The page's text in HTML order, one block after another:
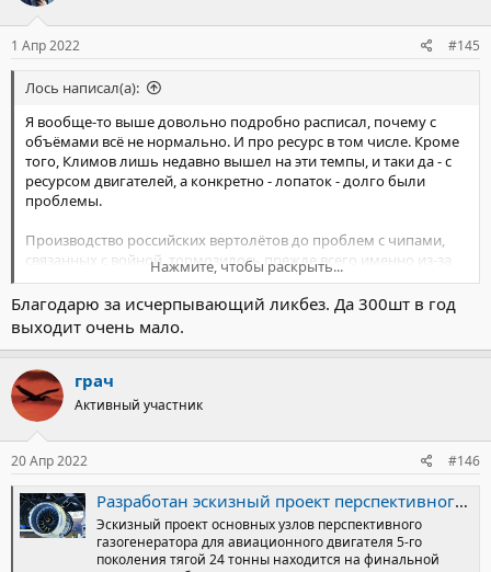
1 Апр 2022 #145
Лось написал(а):
Я вообще-то выше довольно подробно расписал, почему с
объёмами всё не нормально. И про ресурс в том числе. Кроме
того, Климов лишь недавно вышел на эти темпы, и таки да - с
ресурсом двигателей, а конкретно - лопаток - долго были
проблемы.
Производство российских вертолётов до проблем с чипами,
связанных с войной, тормозилось прежде всего именно из-за
нехватки двигателей. Насколько скажутся новые санкции - не
знаю, я без понятия, какие чипы и кристаллы там применяются.
Нажмите, чтобы раскрыть...
Благодарю за исчерпывающий ликбез. Да 300шт в год
выходит очень мало.
грач
Активный участник
20 Апр 2022 #146
Разработан эскизный проект перспективного газотурбинного двигателя для самолетов большой грузоподъемности
Эскизный проект основных узлов перспективного
газогенератора для авиационного двигателя 5-го
поколения тягой 24 тонны находится на финальной